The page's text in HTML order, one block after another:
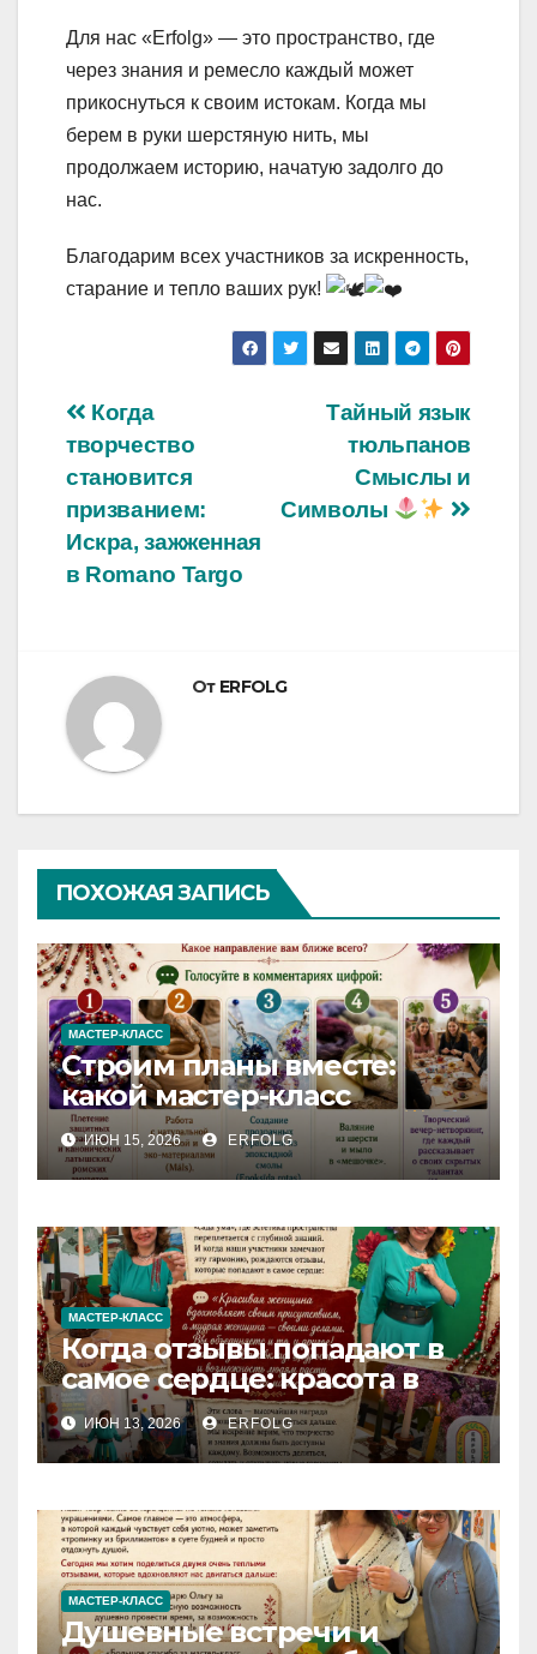
Для нас «Erfolg» — это пространство, где
через знания и ремесло каждый может
прикоснуться к своим истокам. Когда мы
берем в руки шерстяную нить, мы
продолжаем историю, начатую задолго до
нас.
Благодарим всех участников за искренность,
старание и тепло ваших рук!
Навигация
по
записям
Тайный язык
тюльпанов
Смыслы и
Символы
Когда
творчество
становится
призванием:
Искра, зажженная
в Romano Targo
От ERFOLG
ПОХОЖАЯ ЗАПИСЬ
МАСТЕР-КЛАСС
Строим планы вместе:
какой мастер-класс
выберете именно вы?
ИЮН 15, 2026 ERFOLG
МАСТЕР-КЛАСС
Когда отзывы попадают в
самое сердце: красота в
деталях и сила в делах!
ИЮН 13, 2026 ERFOLG
МАСТЕР-КЛАСС
Душевные встречи и